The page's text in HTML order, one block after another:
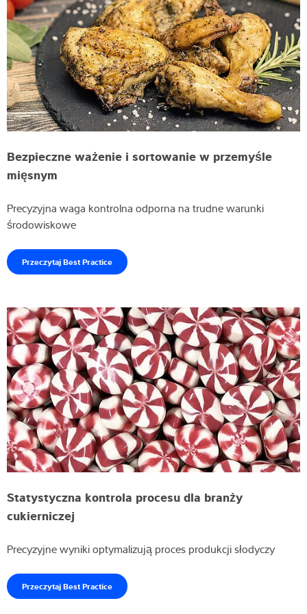
Bezpieczne ważenie i sortowanie w przemyśle
mięsnym
Precyzyjna waga kontrolna odporna na trudne warunki
środowiskowe
Przeczytaj Best Practice
Statystyczna kontrola procesu dla branży
cukierniczej
Precyzyjne wyniki optymalizują proces produkcji słodyczy
Przeczytaj Best Practice